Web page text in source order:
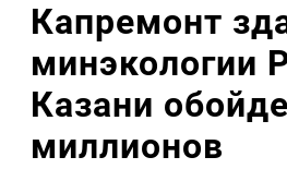
Капремонт
минэкологии
Казани
миллионов